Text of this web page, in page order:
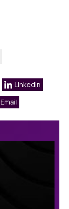
Linkedin
Email